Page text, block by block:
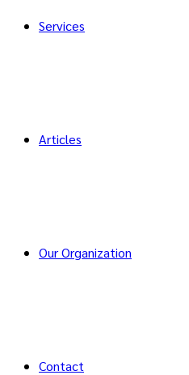
Services
Articles
Our Organization
Contact